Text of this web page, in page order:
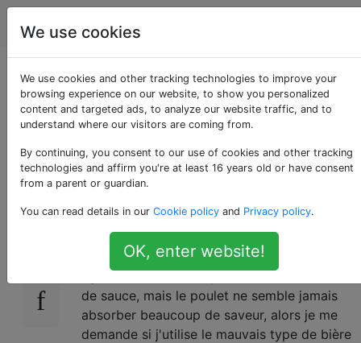
Cuisine
Suis-je raté quelque
chose avec du poulet
Beer Can?
14
J'ai essayé plusieurs fois la bière, le poulet, le
barbecue et le four, mais cela ne me semble
pas trop spécial. Je ne sais pas si je devrais
également couvrir le poulet avec une sorte
de sauce, mais le poulet ne semble jamais
absorber beaucoup de saveur, alors je me
demande si j'utilise le mauvais type de bière
We use cookies
We use cookies and other tracking technologies to improve your
browsing experience on our website, to show you personalized
content and targeted ads, to analyze our website traffic, and to
understand where our visitors are coming from.
By continuing, you consent to our use of cookies and other tracking
technologies and affirm you're at least 16 years old or have consent
from a parent or guardian.
You can read details in our Cookie policy and Privacy policy.
OK, enter website!